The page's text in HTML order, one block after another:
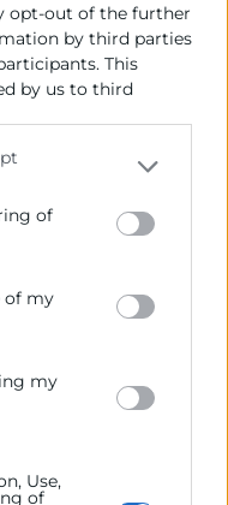
opt-out of the further
by third parties
This
by us to third
one or more
store information
visit or usage
or deny consent to
Google consent
of
of my
my
Use,
of
para la
suministro.
la transición
Innovation and